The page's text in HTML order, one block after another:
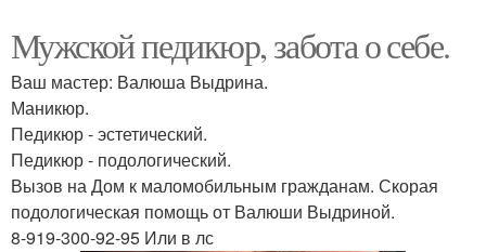
Мужской педикюр, забота о себе.
Ваш мастер: Валюша Выдрина.
Маникюр.
Педикюр - эстетический.
Педикюр - подологический.
Вызов на Дом к маломобильным гражданам. Скорая
подологическая помощь от Валюши Выдриной.
8-919-300-92-95 Или в лс